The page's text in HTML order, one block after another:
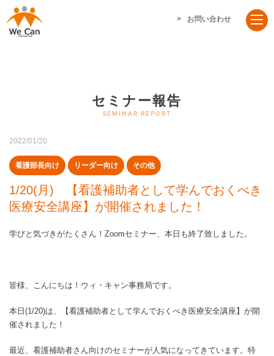
お問い合わせ
セミナー報告
2022/01/20
看護部長向け リーダー向け その他
1/20(月) 【看護補助者として学んでおくべき
医療安全講座】が開催されました！
学びと気づきがたくさん！Zoomセミナー、本日も終了致しました。
皆様、こんにちは！ウィ・キャン事務局です。
本日(1/20)は、【看護補助者として学んでおくべき医療安全講座】が開
催されました！
最近、看護補助者さん向けのセミナーが人気になってきています。特